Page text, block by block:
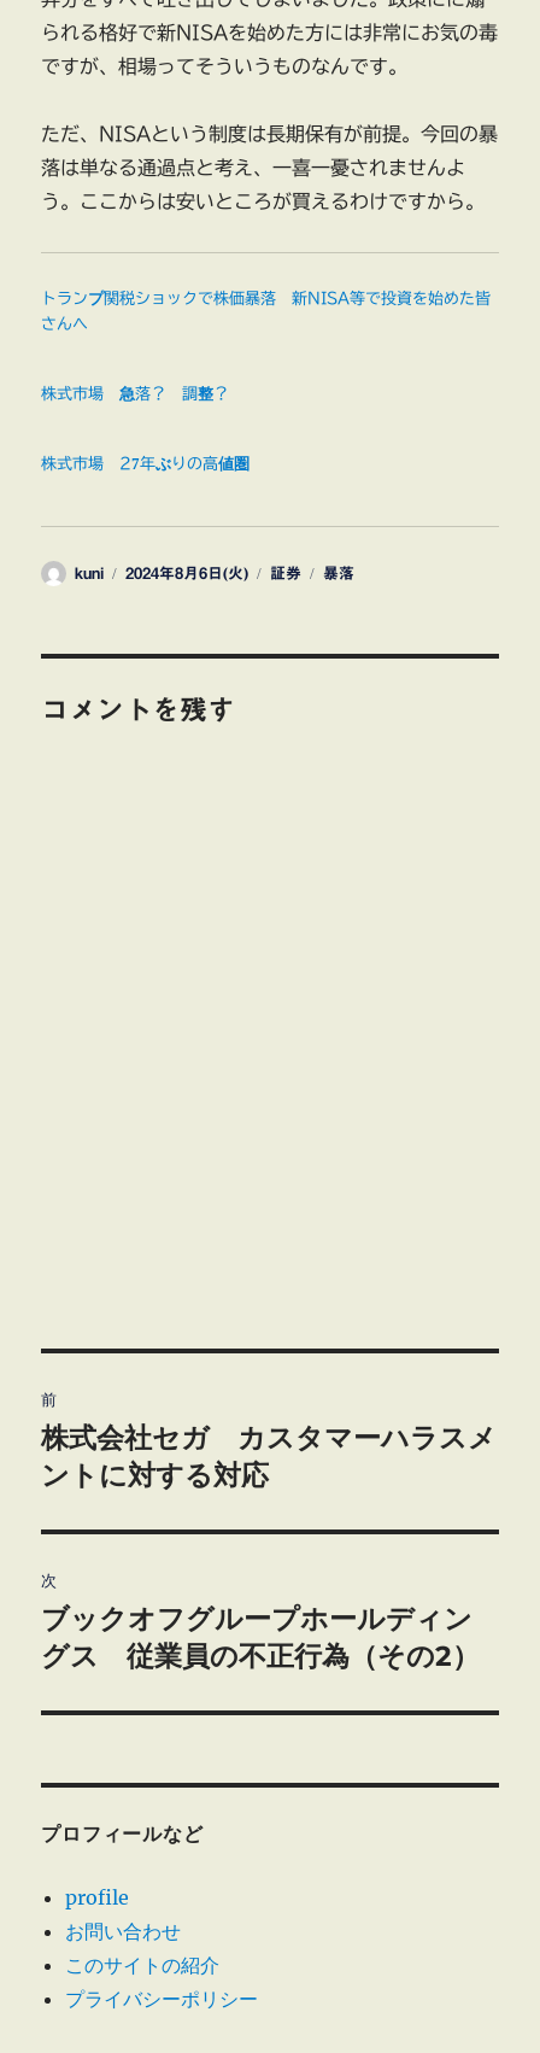
られる格好で新NISAを始めた方には非常にお気の毒
ですが、相場ってそういうものなんです。
ただ、NISAという制度は長期保有が前提。今回の暴
落は単なる通過点と考え、一喜一憂されませんよ
う。ここからは安いところが買えるわけですから。
トランプ関税ショックで株価暴落 新NISA等で投資を始めた皆
さんへ
株式市場 急落？ 調整？
株式市場 27年ぶりの高値圏
投
kuni
投
2024年8月6日(火)
カ
証券
タ
暴落
コメントを残す
稿
ナ
ビ
ゲ
ー
ン
前
前
の
稿:
株式会社セガ カスタマーハラスメ
ントに対する対応
次
次
の
稿:
ブックオフグループホールディン
グス 従業員の不正行為（その2）
プロフィールなど
profile
お問い合わせ
このサイトの紹介
プライバシーポリシー